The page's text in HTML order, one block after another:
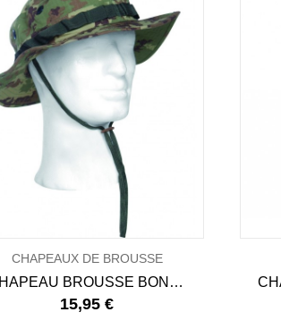
CHAPEAUX DE BROUSSE
CHAPEAU BROUSSE BONNIE HAT
15,95 €